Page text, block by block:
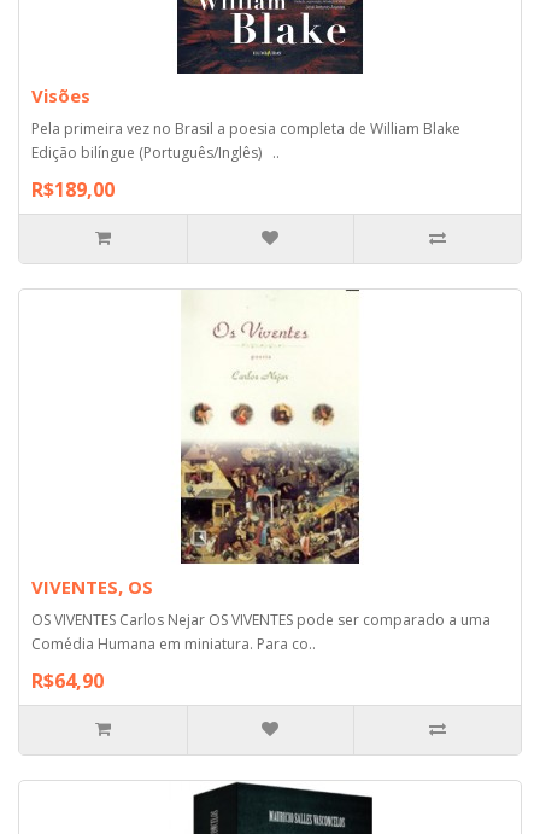
Visões
Pela primeira vez no Brasil a poesia completa de William Blake
Edição bilíngue (Português/Inglês) ..
R$189,00
VIVENTES, OS
OS VIVENTES Carlos Nejar OS VIVENTES pode ser comparado a uma
Comédia Humana em miniatura. Para co..
R$64,90